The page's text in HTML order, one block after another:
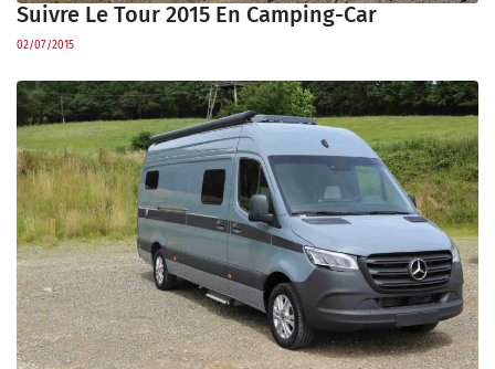
Suivre Le Tour 2015 En Camping-Car
02/07/2015